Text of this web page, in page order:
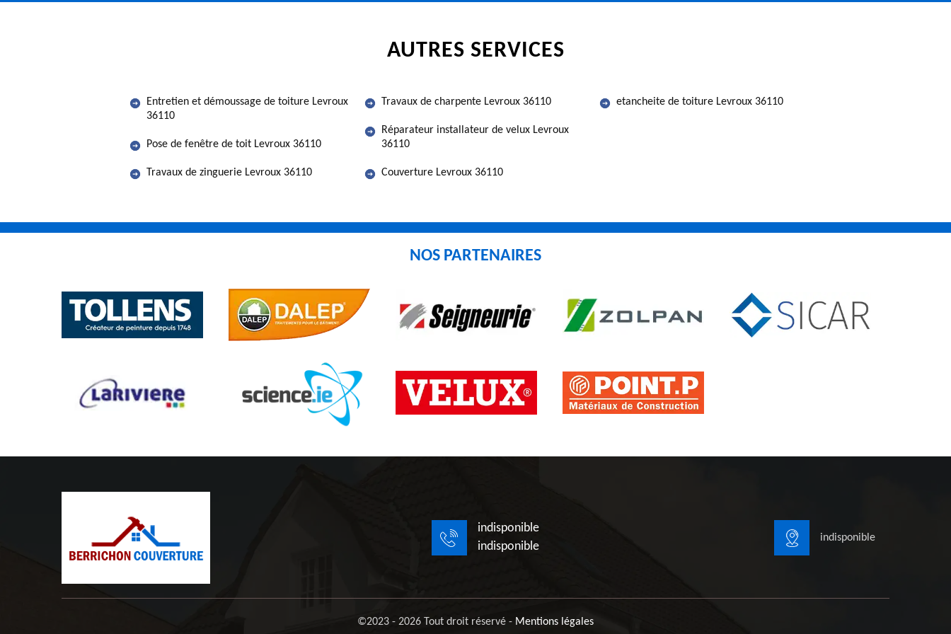
AUTRES SERVICES
Entretien et démoussage de toiture Levroux
36110
Pose de fenêtre de toit Levroux 36110
Travaux de zinguerie Levroux 36110
Travaux de charpente Levroux 36110
Réparateur installateur de velux Levroux
36110
Couverture Levroux 36110
etancheite de toiture Levroux 36110
NOS PARTENAIRES
indisponible
indisponible
indisponible
©2023 - 2026 Tout droit réservé - Mentions légales